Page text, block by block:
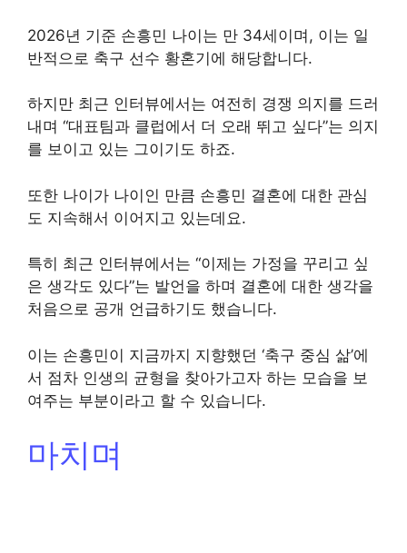
2026년 기준 손흥민 나이는 만 34세이며, 이는 일
반적으로 축구 선수 황혼기에 해당합니다.
하지만 최근 인터뷰에서는 여전히 경쟁 의지를 드러
내며 “대표팀과 클럽에서 더 오래 뛰고 싶다”는 의지
를 보이고 있는 그이기도 하죠.
또한 나이가 나이인 만큼 손흥민 결혼에 대한 관심
도 지속해서 이어지고 있는데요.
특히 최근 인터뷰에서는 “이제는 가정을 꾸리고 싶
은 생각도 있다”는 발언을 하며 결혼에 대한 생각을
처음으로 공개 언급하기도 했습니다.
이는 손흥민이 지금까지 지향했던 ‘축구 중심 삶’에
서 점차 인생의 균형을 찾아가고자 하는 모습을 보
여주는 부분이라고 할 수 있습니다.
마치며